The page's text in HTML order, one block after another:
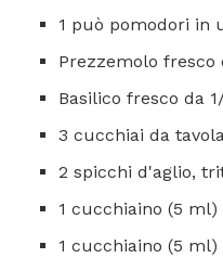
1 può pomodori in
Prezzemolo fresco
Basilico fresco da
3 cucchiai da
2 spicchi d'aglio,
1 cucchiaino (5 ml)
1 cucchiaino (5 ml)